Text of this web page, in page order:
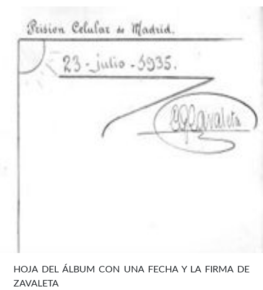
HOJA DEL ÁLBUM CON UNA FECHA Y LA FIRMA DE
ZAVALETA